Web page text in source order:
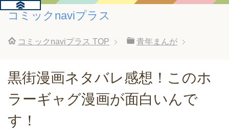
コミックnaviプラス
コミックnaviプラス TOP 青年まんが
黒街漫画ネタバレ感想！このホ
ラーギャグ漫画が面白いんで
す！